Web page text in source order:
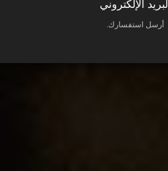
البريد الإلكتروني
أرسل استفسارك.